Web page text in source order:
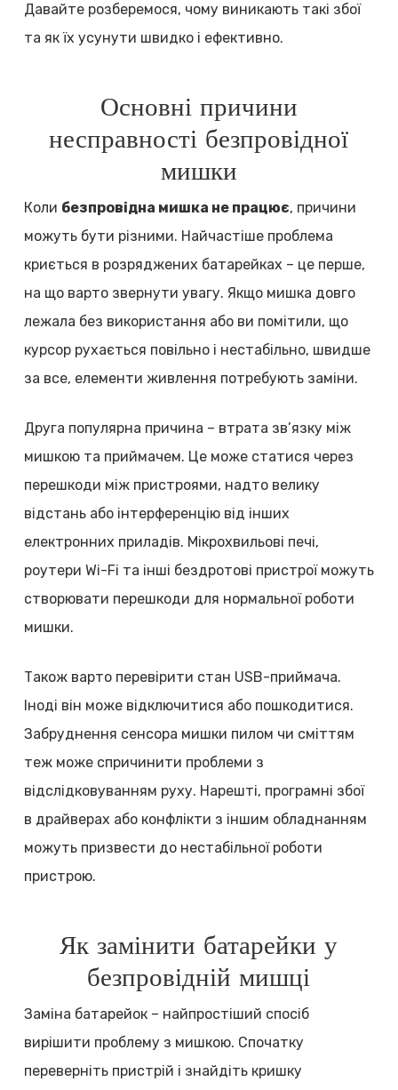
Давайте розберемося, чому виникають такі збої
та як їх усунути швидко і ефективно.
Основні причини
несправності безпровідної
мишки
Коли безпровідна мишка не працює, причини
можуть бути різними. Найчастіше проблема
криється в розряджених батарейках – це перше,
на що варто звернути увагу. Якщо мишка довго
лежала без використання або ви помітили, що
курсор рухається повільно і нестабільно, швидше
за все, елементи живлення потребують заміни.
Друга популярна причина – втрата зв’язку між
мишкою та приймачем. Це може статися через
перешкоди між пристроями, надто велику
відстань або інтерференцію від інших
електронних приладів. Мікрохвильові печі,
роутери Wi-Fi та інші бездротові пристрої можуть
створювати перешкоди для нормальної роботи
мишки.
Також варто перевірити стан USB-приймача.
Іноді він може відключитися або пошкодитися.
Забруднення сенсора мишки пилом чи сміттям
теж може спричинити проблеми з
відслідковуванням руху. Нарешті, програмні збої
в драйверах або конфлікти з іншим обладнанням
можуть призвести до нестабільної роботи
пристрою.
Як замінити батарейки у
безпровідній мишці
Заміна батарейок – найпростіший спосіб
вирішити проблему з мишкою. Спочатку
переверніть пристрій і знайдіть кришку